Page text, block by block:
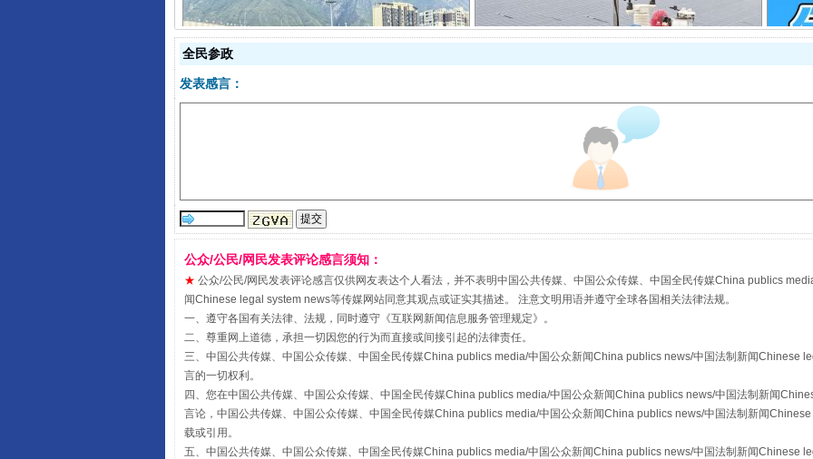
国家大学科技园优化重塑工作
全民参政
发表感言：
公众/公民/网民发表评论感言须知：
★ 公众/公民/网民发表评论感言仅供网友表达个人看法，并不表明中国公共传媒、中国公众传媒、中国全民传媒China publics
闻Chinese legal system news等传媒网站同意其观点或证实其描述。 注意文明用语并遵守全球各国相关法律法规。
一、遵守各国有关法律、法规，同时遵守《互联网新闻信息服务管理规定》。
二、尊重网上道德，承担一切因您的行为而直接或间接引起的法律责任。
三、中国公共传媒、中国公众传媒、中国全民传媒China publics media/中国公众新闻China publics news/中国法制新闻Chinese
言的一切权利。
四、您在中国公共传媒、中国公众传媒、中国全民传媒China publics media/中国公众新闻China publics news/中国法制新闻
言论，中国公共传媒、中国公众传媒、中国全民传媒China publics media/中国公众新闻China publics news/中国法制新闻
载或引用。
五、中国公共传媒、中国公众传媒、中国全民传媒China publics media/中国公众新闻China publics news/中国法制新闻Chinese